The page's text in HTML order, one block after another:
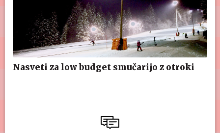
Nasveti za low budget smučarijo z otroki